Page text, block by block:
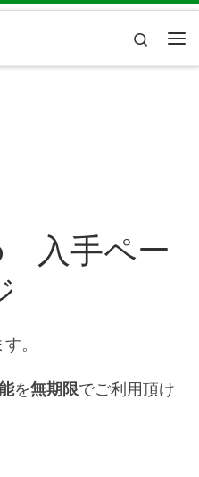
Search
入手ペー
。
を無期限でご利用頂け